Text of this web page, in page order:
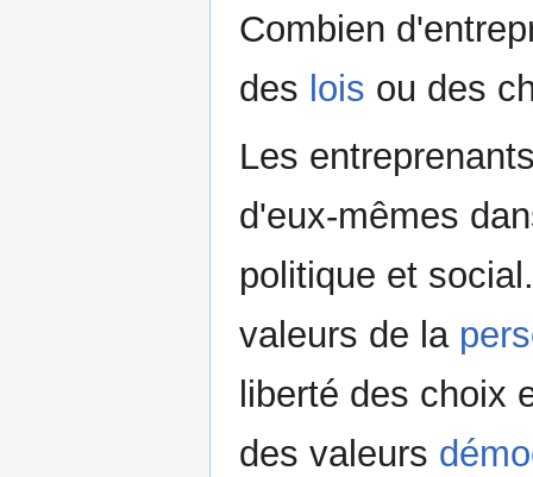
Combien
des lois ou des
Les
d'eux-mêmes
politique et
valeurs de la
liberté des choix
des valeurs